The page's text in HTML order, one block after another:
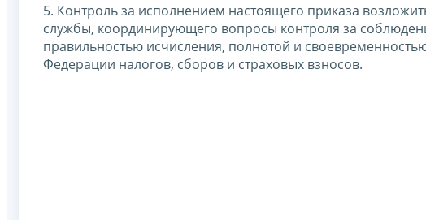
5. Контроль за исполнением настоящего приказа
службы, координирующего вопросы контроля за
правильностью исчисления, полнотой и
Федерации налогов, сборов и страховых взносов.